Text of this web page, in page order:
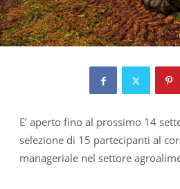
E’ aperto fino al prossimo 14
selezione di 15 partecipanti al
manageriale nel settore